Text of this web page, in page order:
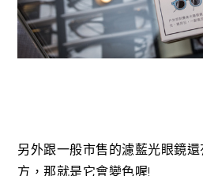
另外跟一般市售的濾藍光眼鏡
方，那就是它會變色喔!